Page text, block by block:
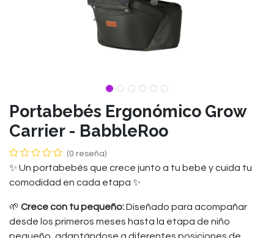
Portabebés Ergonómico Grow
Carrier - BabbleRoo
(0 reseña)
✨ Un portabebés que crece junto a tu bebé y cuida tu
comodidad en cada etapa ✨
🌱 Crece con tu pequeño:Diseñado para acompañar
desde los primeros meses hasta la etapa de niño
pequeño, adaptándose a diferentes posiciones de